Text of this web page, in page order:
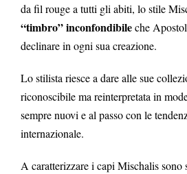
da fil rouge a tutti gli abiti, lo stile
“timbro” inconfondibileche
declinare in ogni sua creazione.
Lo stilista riesce a dare alle sue
riconoscibile ma reinterpretata in
sempre nuovi e al passo con le
internazionale.
A caratterizzare i capi Mischalis sono